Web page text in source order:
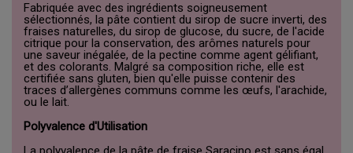
Fabriquée avec des ingrédients soigneusement
sélectionnés, la pâte contient du sirop de sucre inverti, des
fraises naturelles, du sirop de glucose, du sucre, de l'acide
citrique pour la conservation, des arômes naturels pour
une saveur inégalée, de la pectine comme agent gélifiant,
et des colorants. Malgré sa composition riche, elle est
certifiée sans gluten, bien qu'elle puisse contenir des
traces d’allergènes communs comme les œufs, l'arachide,
ou le lait.
Polyvalence d'Utilisation